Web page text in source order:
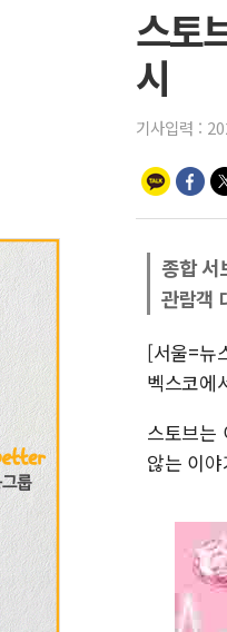
스토
시
기사입력 :
종합 서
관람객
[서울=뉴
벡스코에
스토브는
않는 이